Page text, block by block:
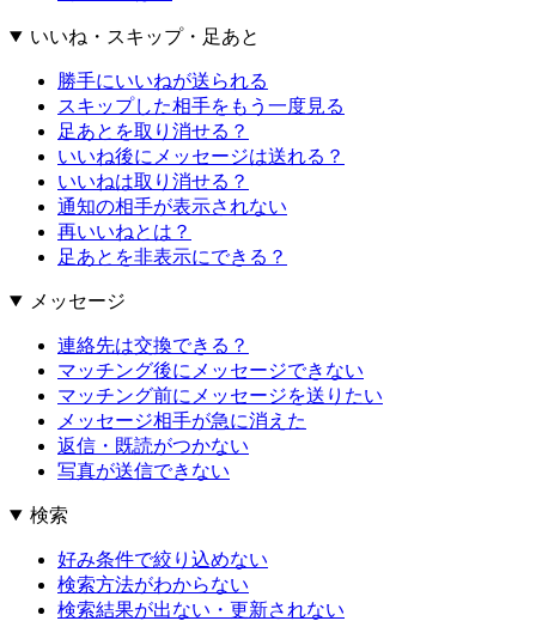
いいね・スキップ・足あと
勝手にいいねが送られる
スキップした相手をもう一度見る
足あとを取り消せる？
いいね後にメッセージは送れる？
いいねは取り消せる？
通知の相手が表示されない
再いいねとは？
足あとを非表示にできる？
メッセージ
連絡先は交換できる？
マッチング後にメッセージできない
マッチング前にメッセージを送りたい
メッセージ相手が急に消えた
返信・既読がつかない
写真が送信できない
検索
好み条件で絞り込めない
検索方法がわからない
検索結果が出ない・更新されない